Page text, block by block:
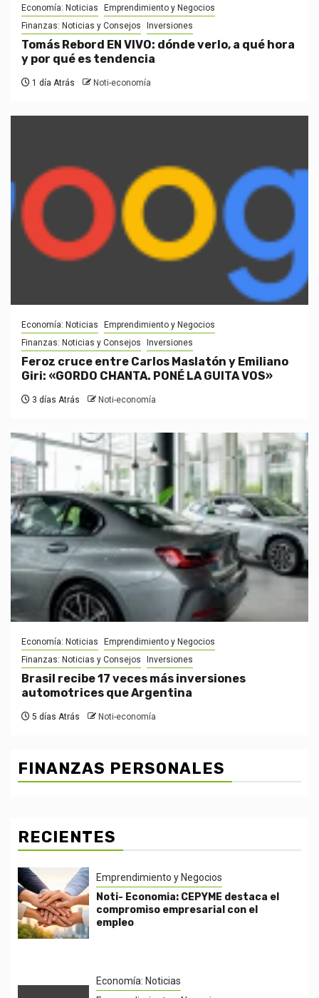
Economía: Noticias
Emprendimiento y Negocios
Finanzas: Noticias y Consejos
Inversiones
Tomás Rebord EN VIVO: dónde verlo, a qué hora
y por qué es tendencia
1 día Atrás Noti-economía
Economía: Noticias
Emprendimiento y Negocios
Finanzas: Noticias y Consejos
Inversiones
Feroz cruce entre Carlos Maslatón y Emiliano
Giri: «GORDO CHANTA. PONÉ LA GUITA VOS»
3 días Atrás Noti-economía
Economía: Noticias
Emprendimiento y Negocios
Finanzas: Noticias y Consejos
Inversiones
Brasil recibe 17 veces más inversiones
automotrices que Argentina
5 días Atrás Noti-economía
FINANZAS PERSONALES
RECIENTES
Emprendimiento y Negocios
Noti- Economia: CEPYME destaca el
compromiso empresarial con el
empleo
Economía: Noticias